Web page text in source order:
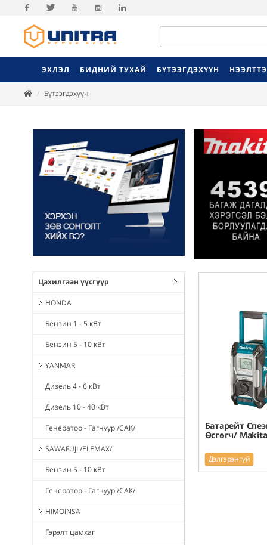
Facebook
ЭХЛЭЛ БИДНИЙ ТУХАЙ БҮТЭЭГДЭХҮҮН
Бүтээгдэхүүн
Цахилгаан үүсгүүр
HONDA
Бензин 1 - 5 кВт
Бензин 5 - 10 кВт
YANMAR
Дизель 4 - 6 кВт
Дизель 10 - 40 кВт
Генератор - Гагнуур /САК/
SAWAFUJI /ELEMAX/
Бензин 5 - 10 кВт
Генератор - Гагнуур /САК/
HIMOINSA
Гэрэлт цамхаг
Батарейт
Өсгөгч/ Makita
Дэлгэрэнгүй